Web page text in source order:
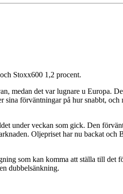
Stoxx600 1,2 procent.
medan det var lugnare u Europa.
sina förväntningar på hur snabbt, och
under veckan som gick. Den
Oljepriset har nu backat och
som kan komma att ställa till det
dubbelsänkning.